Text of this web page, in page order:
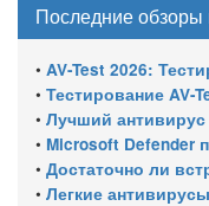
Последние обзоры
• AV-Test 2026: Тестирование
• Тестирование AV-Test
• Лучший антивирус 2026:
• Microsoft Defender получил
• Достаточно ли встроенного
• Легкие антивирусы для слабых